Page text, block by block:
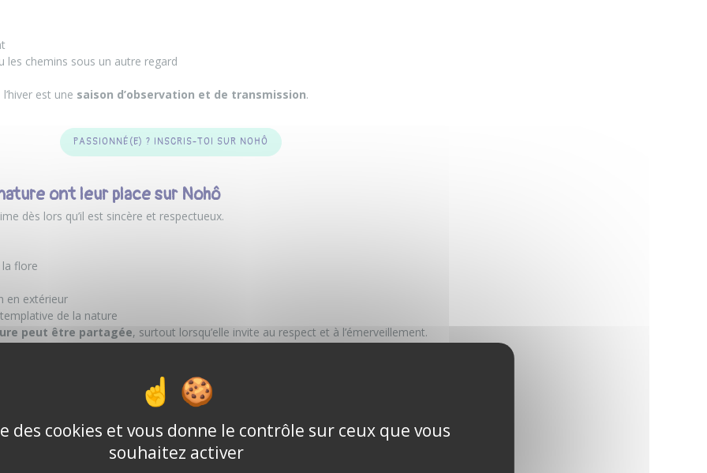
les chemins sous un autre regard
est une saison d’observation et de transmission.
PASSIONNÉ(E) ? INSCRIS-TOI SUR NOHÔ
ont leur place sur Nohô
dès lors qu’il est sincère et respectueux.
flore
en extérieur
de la nature
peut être partagée, surtout lorsqu’elle invite au respect et à l’émerveillement.
Nohô est là pour toi
ta passion pour la nature ? Ou alors, tu ne sais pas comment structurer ton expérience
est là pour t’accompagner.
des cookies et vous donne le contrôle sur ceux que vous
souhaitez activer